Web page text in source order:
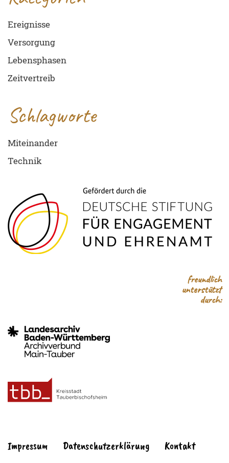
Ereignisse
Versorgung
Lebensphasen
Zeitvertreib
Schlagworte
Miteinander
Technik
freundlich
unterstützt
durch:
Impressum Datenschutzerklärung Kontakt